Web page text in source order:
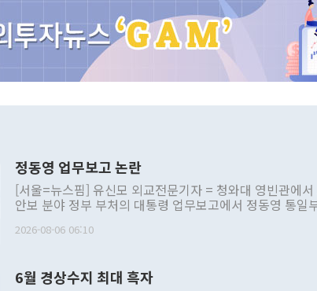
정동영 업무보고 논란
[서울=뉴스핌] 유신모 외교전문기자 = 청와대 영빈관에서
안보 분야 정부 부처의 대통령 업무보고에서 정동영 통일
발언 중에는 정부 내 조율을 거치지 않은 사안을 정책으로
주의적 희망에 근거한 비현실적 구상'이라는 비판을 내놨다
2026-08-06 06:10
6월 경상수지 최대 흑자